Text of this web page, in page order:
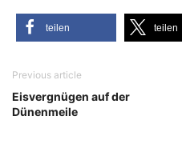
tei­len tei­len
Previous article
Eisvergnügen auf der
Dünenmeile